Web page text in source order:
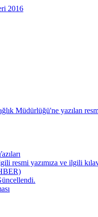
2016
Müdürlüğü'ne yazılan
resmi yazımıza ve ilgili